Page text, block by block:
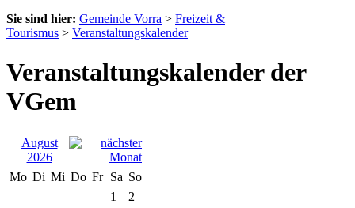
Sie sind hier: Gemeinde Vorra > Freizeit &
Tourismus > Veranstaltungskalender
Veranstaltungskalender der
VGem
August
2026
Mo Di Mi Do Fr Sa So
1
2